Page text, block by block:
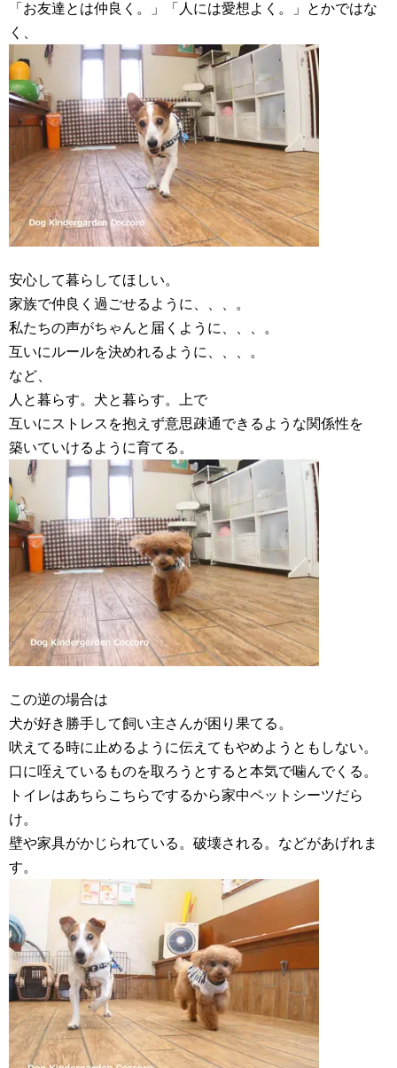
「お友達とは仲良く。」「人には愛想よく。」とかではな
く、
安心して暮らしてほしい。
家族で仲良く過ごせるように、、、。
私たちの声がちゃんと届くように、、、。
互いにルールを決めれるように、、、。
など、
人と暮らす。犬と暮らす。上で
互いにストレスを抱えず意思疎通できるような関係性を
築いていけるように育てる。
この逆の場合は
犬が好き勝手して飼い主さんが困り果てる。
吠えてる時に止めるように伝えてもやめようともしない。
口に咥えているものを取ろうとすると本気で噛んでくる。
トイレはあちらこちらでするから家中ペットシーツだら
け。
壁や家具がかじられている。破壊される。などがあげれま
す。